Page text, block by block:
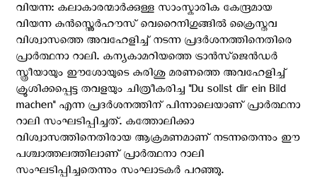
വിയന്ന: കലാകാരന്മാർക്കുള്ള സാംസ്കാരിക കേന്ദ്രമായ
വിയന്ന കുൻസ്റ്റ്ലെർഹൗസ് വെറൈനിഗുങ്ങില്‍ ക്രൈസ്തവ
വിശ്വാസത്തെ അവഹേളിച്ച് നടന്ന പ്രദര്‍ശനത്തിനെതിരെ
പ്രാർത്ഥനാ റാലി. കന്യകാമറിയത്തെ ട്രാൻസ്‌ജെൻഡർ
സ്ത്രീയായും ഈശോയുടെ കുരിശു മരണത്തെ അവഹേളിച്ച്
ക്രൂശിക്കപ്പെട്ട തവളയും ചിത്രീകരിച്ച "Du sollst dir ein Bild
machen" എന്ന പ്രദർശനത്തിന് പിന്നാലെയാണ് പ്രാർത്ഥനാ
റാലി സംഘടിപ്പിച്ചത്. കത്തോലിക്കാ
വിശ്വാസത്തിനെതിരായ ആക്രമണമാണ് നടന്നതെന്നും ഈ
പശ്ചാത്തലത്തിലാണ് പ്രാർത്ഥനാ റാലി
സംഘടിപ്പിച്ചതെന്നും സംഘാടകര്‍ പറഞ്ഞു.